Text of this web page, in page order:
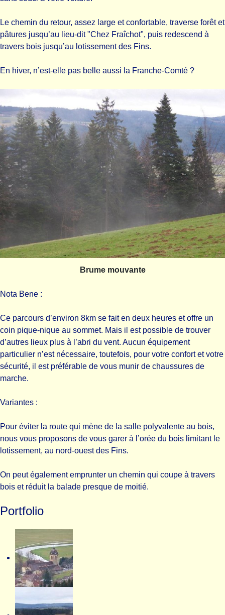
Le chemin du retour, assez large et confortable, traverse forêt et
pâtures jusqu’au lieu-dit "Chez Fraîchot", puis redescend à
travers bois jusqu’au lotissement des Fins.
En hiver, n’est-elle pas belle aussi la Franche-Comté ?
Brume mouvante
Nota Bene :
Ce parcours d’environ 8km se fait en deux heures et offre un
coin pique-nique au sommet. Mais il est possible de trouver
d’autres lieux plus à l’abri du vent. Aucun équipement
particulier n’est nécessaire, toutefois, pour votre confort et votre
sécurité, il est préférable de vous munir de chaussures de
marche.
Variantes :
Pour éviter la route qui mène de la salle polyvalente au bois,
nous vous proposons de vous garer à l’orée du bois limitant le
lotissement, au nord-ouest des Fins.
On peut également emprunter un chemin qui coupe à travers
bois et réduit la balade presque de moitié.
Portfolio